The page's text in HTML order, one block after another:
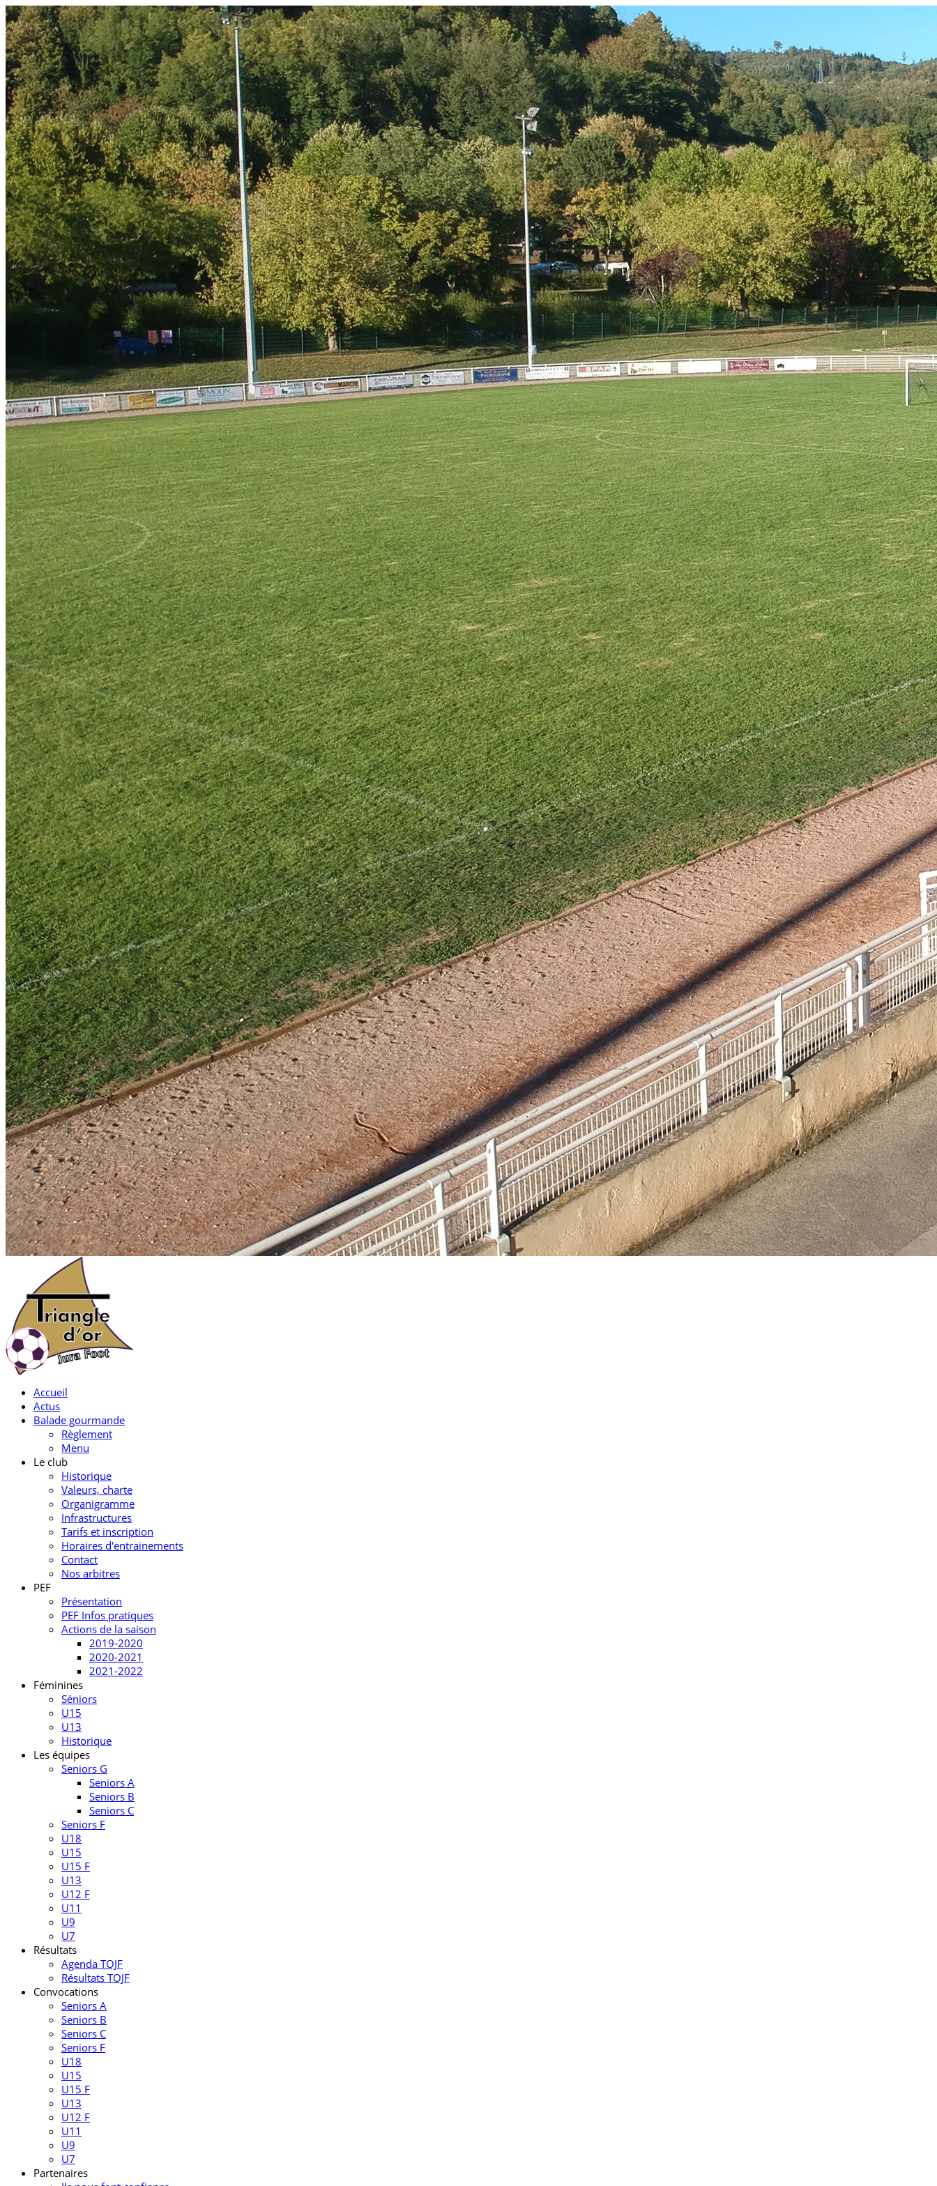
Accueil
Actus
Balade gourmande
Règlement
Menu
Le club
Historique
Valeurs, charte
Organigramme
Infrastructures
Tarifs et inscription
Horaires d'entrainements
Contact
Nos arbitres
PEF
Présentation
PEF Infos pratiques
Actions de la saison
2019-2020
2020-2021
2021-2022
Féminines
Séniors
U15
U13
Historique
Les équipes
Seniors G
Seniors A
Seniors B
Seniors C
Seniors F
U18
U15
U15 F
U13
U12 F
U11
U9
U7
Résultats
Agenda TOJF
Résultats TOJF
Convocations
Seniors A
Seniors B
Seniors C
Seniors F
U18
U15
U15 F
U13
U12 F
U11
U9
U7
Partenaires